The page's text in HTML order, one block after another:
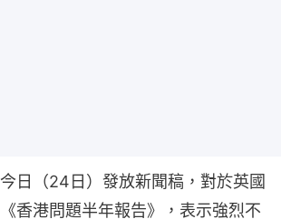
日（24日）發放新聞稿，對於英國
香港問題半年報告》，表示強烈不